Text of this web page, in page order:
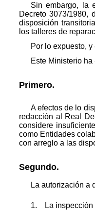
Sin embargo, la
Decreto 3073/1980,
disposición
los talleres de
Por lo expuesto,
Este Ministerio
Primero.
A efectos de lo
redacción al Real
considere
como Entidades
con arreglo a las
Segundo.
La autorización a
1. La inspección